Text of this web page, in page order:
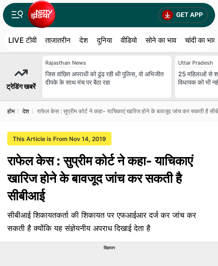
LIVE टीवी ताजातरीन देश दुनिया वीडियो सोने का भाव चांदी का भाव
ट्रेडिंग खबरें
Rajasthan News
जिस वांछित अपराधी को ढूंढ रही थी पुलिस, वो अभिजीत
दीपके के साथ मंच पर बैठा रहा
Uttar Pradesh
25 मह‍िलाओं से
व‍िधायक को भी
होम देश राफेल केस : सुप्रीम कोर्ट ने कहा- याचिकाएं खारिज होने के बावजूद जांच कर सकती है
This Article is From Nov 14, 2019
राफेल केस : सुप्रीम कोर्ट ने कहा- याचिकाएं
खारिज होने के बावजूद जांच कर सकती है
सीबीआई
सीबीआई शिकायतकर्ता की शिकायत पर एफआईआर दर्ज कर जांच कर
सकती है क्योंकि यह संज्ञेयनीय अपराध दिखाई देता है
विज्ञापन